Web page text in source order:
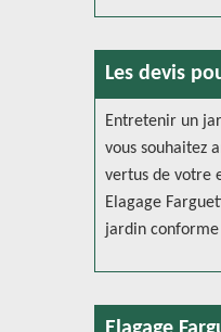
Les devis
Entretenir un
vous souhaitez
vertus de votre
Elagage
jardin conforme